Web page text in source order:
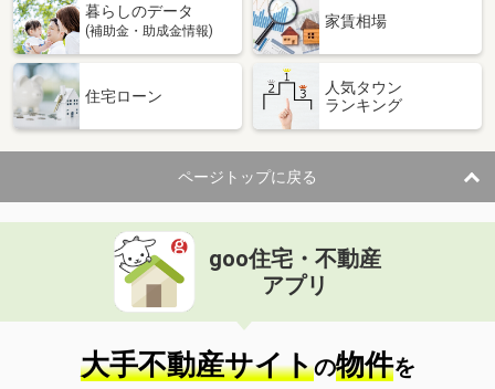
暮らしのデータ
(補助金・助成金情報)
家賃相場
住宅ローン
人気タウン
ランキング
ページトップに戻る
goo住宅・不動産
アプリ
大手不動産サイトの物件を